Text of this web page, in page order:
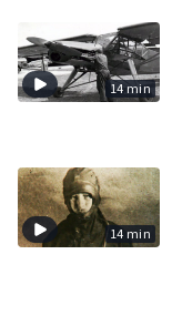
14 min
14 min